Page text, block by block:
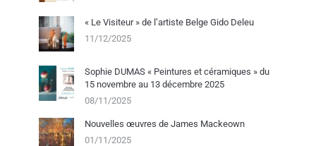
« Le Visiteur » de l’artiste Belge Gido Deleu
11/12/2025
Sophie DUMAS « Peintures et céramiques » du
15 novembre au 13 décembre 2025
08/11/2025
Nouvelles œuvres de James Mackeown
01/11/2025